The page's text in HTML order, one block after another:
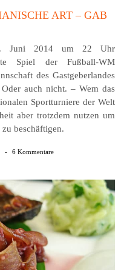
ART – GAB
Juni 2014 um 22 Uhr
Spiel der Fußball-WM
des Gastgeberlandes
auch nicht. – Wem das
Sportturniere der Welt
aber trotzdem nutzen um
beschäftigen.
- 6 Kommentare